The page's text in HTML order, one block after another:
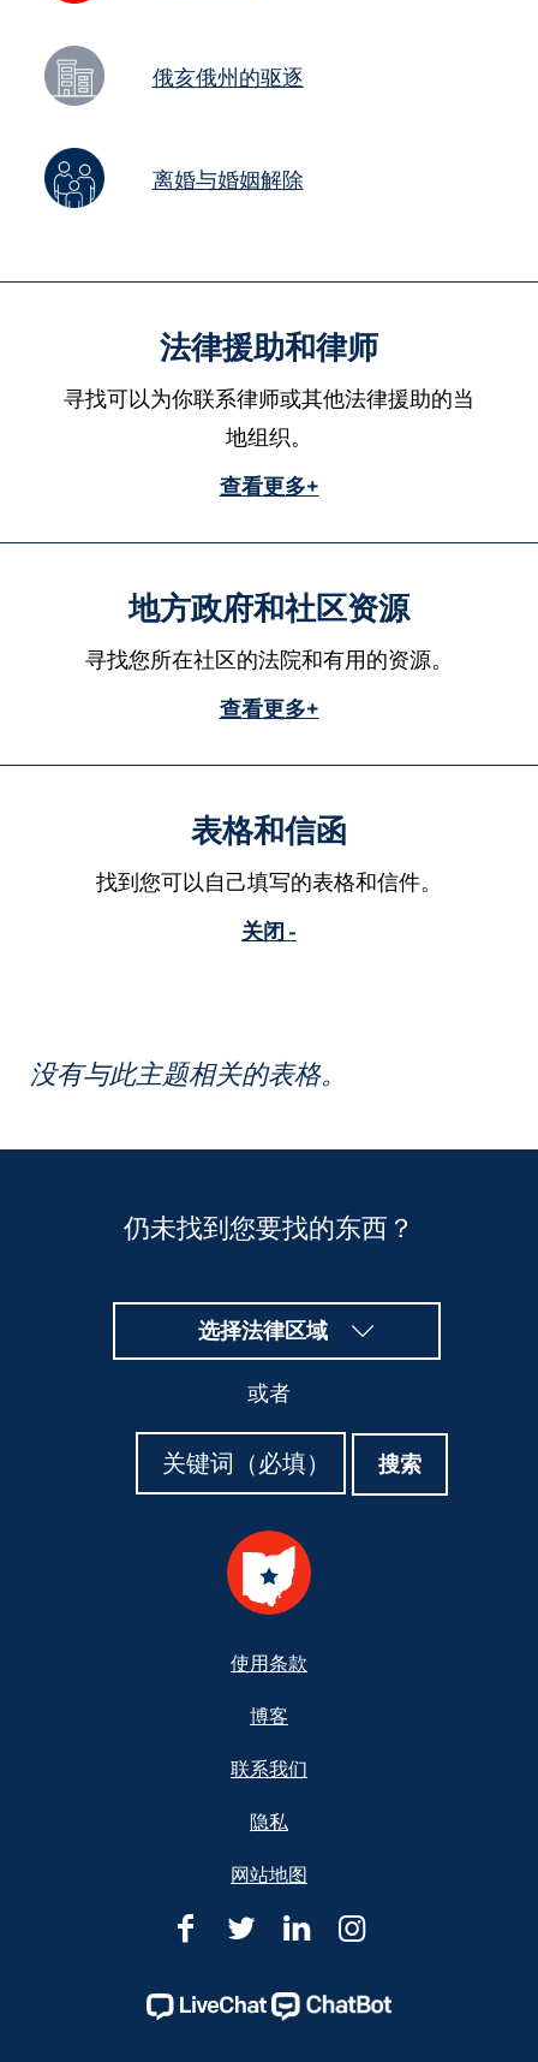
俄亥俄州的驱逐
离婚与婚姻解除
法律援助和律师
寻找可以为你联系律师或其他法律援助的当
地组织。
查看更多+
地方政府和社区资源
寻找您所在社区的法院和有用的资源。
查看更多+
表格和信函
找到您可以自己填写的表格和信件。
关闭 -
没有与此主题相关的表格。
仍未找到您要找的东西？
选择法律区域
或者
搜索
使用条款
博客
联系我们
隐私
网站地图
俄
俄
俄
俄
俄
俄
俄
俄